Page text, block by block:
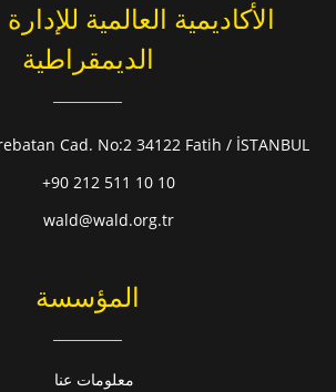
الأكاديمية العالمية
الديمقراطية
Cad. No:2 34122 Fatih / İSTANBUL
+90 212 511 10 10
wald@wald.org.tr
المؤسسة
معلومات عنا